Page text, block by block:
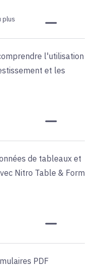
plus
l'utilisation
et les
de tableaux et
Nitro Table & Form
PDF